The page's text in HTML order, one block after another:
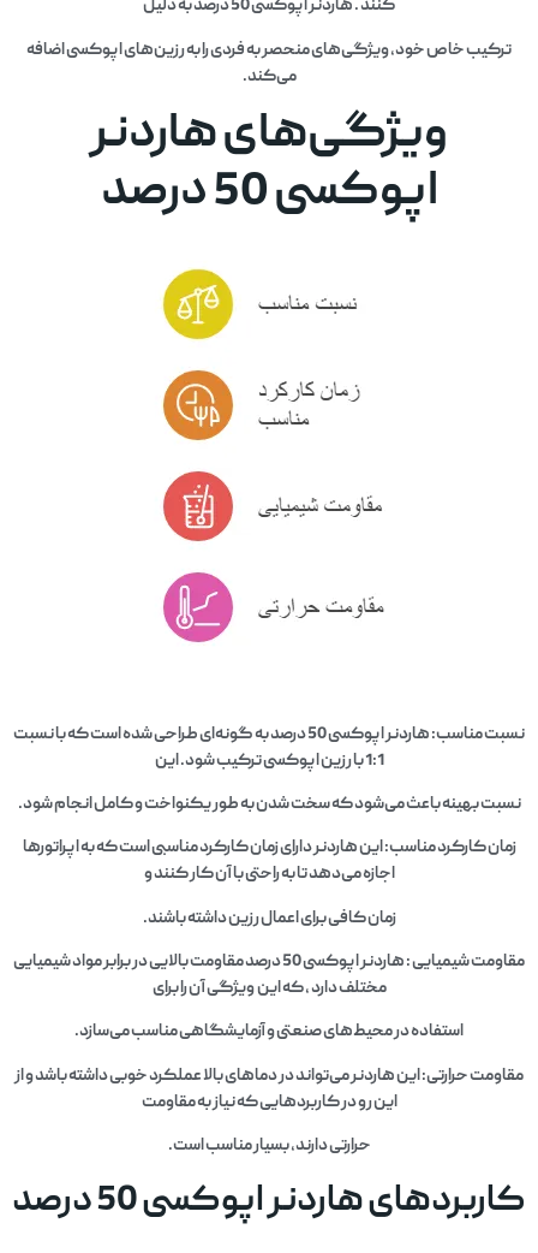
کنند . هاردنر اپوکسی 50 درصد به دلیل
ترکیب خاص خود، ویژگی‌های منحصر به فردی را به رزین‌های اپوکسی اضافه
می‌کند.
ویژگی‌های هاردنر
اپوکسی 50 درصد
نسبت مناسب: هاردنر اپوکسی 50 درصد به گونه‌ای طراحی شده است که با نسبت
1:1 با رزین اپوکسی ترکیب شود. این
نسبت بهینه باعث می‌شود که سخت شدن به طور یکنواخت و کامل انجام شود.
زمان کارکرد مناسب: این هاردنر دارای زمان کارکرد مناسبی است که به اپراتورها
اجازه می‌دهد تا به راحتی با آن کار کنند و
زمان کافی برای اعمال رزین داشته باشند.
مقاومت شیمیایی : هاردنر اپوکسی 50 درصد مقاومت بالایی در برابر مواد شیمیایی
مختلف دارد ، که این ویژگی آن را برای
استفاده در محیط‌های صنعتی و آزمایشگاهی مناسب می‌سازد.
مقاومت حرارتی: این هاردنر می‌تواند در دماهای بالا عملکرد خوبی داشته باشد و از
این رو در کاربردهایی که نیاز به مقاومت
حرارتی دارند، بسیار مناسب است.
کاربردهای هاردنر اپوکسی 50 درصد